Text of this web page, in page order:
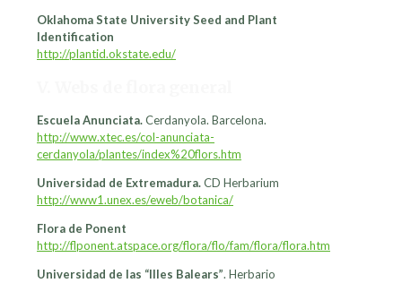
Oklahoma State University Seed and Plant
Identification
http://plantid.okstate.edu/
Escuela Anunciata.Cerdanyola. Barcelona.
http://www.xtec.es/col-anunciata-
cerdanyola/plantes/index%20flors.htm
Universidad de Extremadura.CD Herbarium
http://www1.unex.es/eweb/botanica/
Flora de Ponent
http://flponent.atspace.org/flora/flo/fam/flora/flora.htm
Universidad de las “Illes Balears”. Herbario